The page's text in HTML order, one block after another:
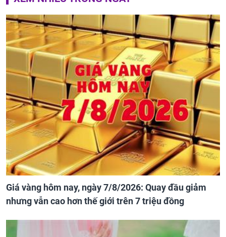
Giá vàng hôm nay, ngày 7/8/2026: Quay đầu giảm
nhưng vẫn cao hơn thế giới trên 7 triệu đồng